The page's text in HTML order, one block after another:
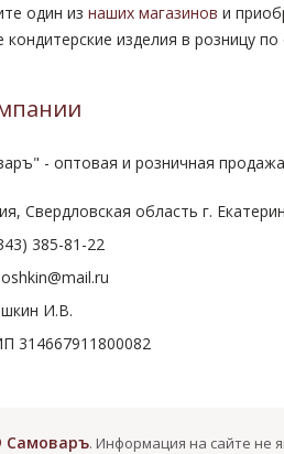
один из наших магазинов и
кондитерские изделия в розницу
- оптовая и розничная продажа
Свердловская область г.
385-81-22
И.В.
314667911800082
Самоваръ. Информация на сайте не